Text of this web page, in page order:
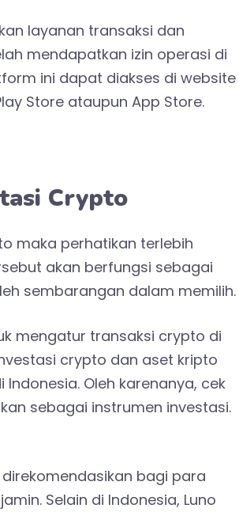
layanan transaksi dan
mendapatkan izin operasi di
ini dapat diakses di website
Store ataupun App Store.
Crypto
maka perhatikan terlebih
akan berfungsi sebagai
sembarangan dalam memilih.
mengatur transaksi crypto di
crypto dan aset kripto
Indonesia. Oleh karenanya, cek
sebagai instrumen investasi.
bagi para
Selain di Indonesia, Luno